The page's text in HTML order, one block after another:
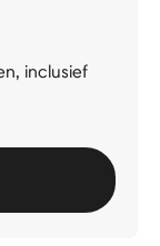
inclusief